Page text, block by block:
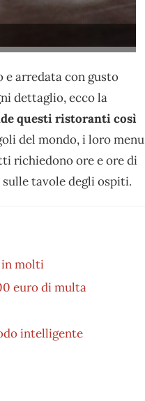
arredata con gusto
dettaglio, ecco la
questi ristoranti così
del mondo, i loro menu
richiedono ore e ore di
tavole degli ospiti.
in molti
euro di multa
intelligente